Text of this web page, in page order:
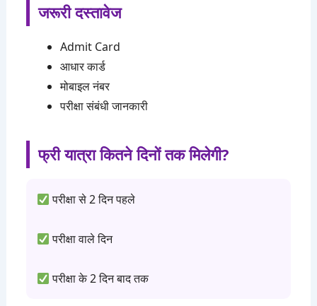
जरूरी दस्तावेज
Admit Card
आधार कार्ड
मोबाइल नंबर
परीक्षा संबंधी जानकारी
फ्री यात्रा कितने दिनों तक मिलेगी?
परीक्षा से 2 दिन पहले
परीक्षा वाले दिन
परीक्षा के 2 दिन बाद तक